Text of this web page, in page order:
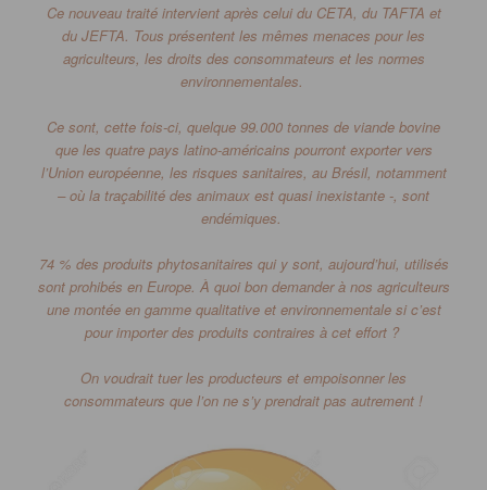
Ce nouveau traité intervient après celui du CETA, du TAFTA et
du JEFTA. Tous présentent les mêmes menaces pour les
agriculteurs, les droits des consommateurs et les normes
environnementales.
Ce sont, cette fois-ci, quelque 99.000 tonnes de viande bovine
que les quatre pays latino-américains pourront exporter vers
l’Union européenne, les risques sanitaires, au Brésil, notamment
–où la traçabilité des animaux est quasi inexistante -, sont
endémiques.
74 % des produits phytosanitaires qui y sont, aujourd’hui, utilisés
sont prohibés en Europe. À quoi bon demander à nos agriculteurs
une montée en gamme qualitative et environnementale si c’est
pour importer des produits contraires à cet effort ?
On voudrait tuer les producteurs et empoisonner les
consommateurs que l’on ne s’y prendrait pas autrement !